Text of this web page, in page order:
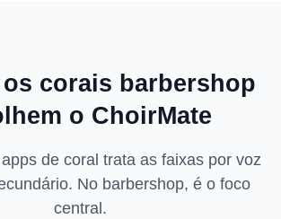
corais barbershop
o ChoirMate
de coral trata as faixas por voz
No barbershop, é o foco
central.